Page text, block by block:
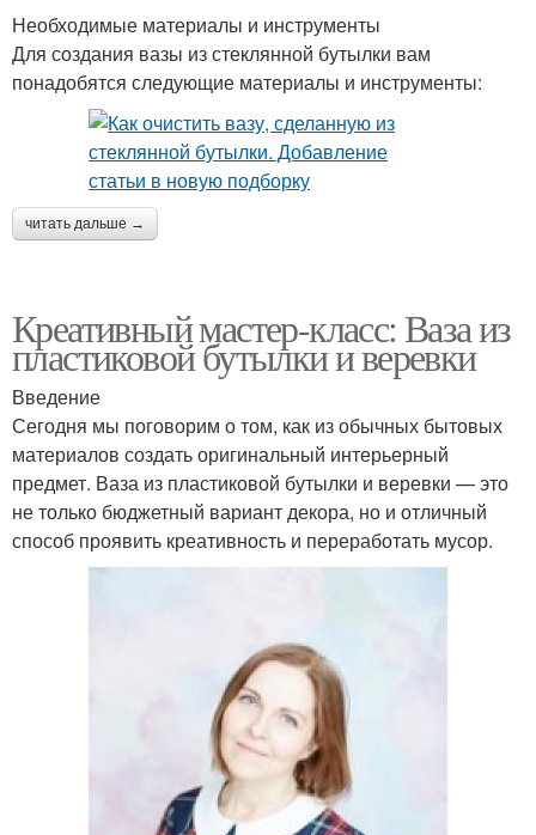
Необходимые материалы и инструменты
Для создания вазы из стеклянной бутылки вам
понадобятся следующие материалы и инструменты:
читать дальше →
Креативный мастер-класс: Ваза из
пластиковой бутылки и веревки
Введение
Сегодня мы поговорим о том, как из обычных бытовых
материалов создать оригинальный интерьерный
предмет. Ваза из пластиковой бутылки и веревки — это
не только бюджетный вариант декора, но и отличный
способ проявить креативность и переработать мусор.